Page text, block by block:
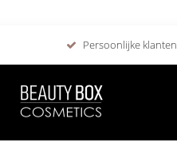
Persoonlijke